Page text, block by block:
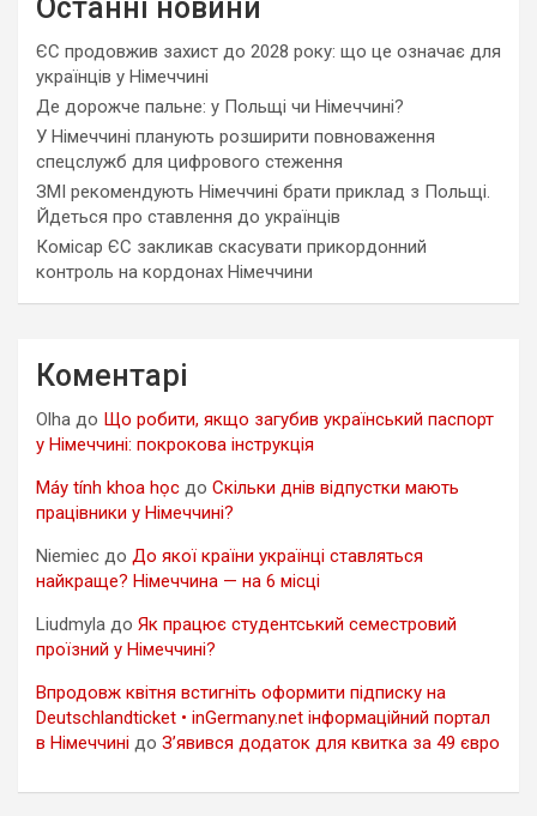
Останні новини
ЄС продовжив захист до 2028 року: що це означає для
українців у Німеччині
Де дорожче пальне: у Польщі чи Німеччині?
У Німеччині планують розширити повноваження
спецслужб для цифрового стеження
ЗМІ рекомендують Німеччині брати приклад з Польщі.
Йдеться про ставлення до українців
Комісар ЄС закликав скасувати прикордонний
контроль на кордонах Німеччини
Коментарі
Olha до Що робити, якщо загубив український паспорт
у Німеччині: покрокова інструкція
Máy tính khoa học до Скільки днів відпустки мають
працівники у Німеччині?
Niemiec до До якої країни українці ставляться
найкраще? Німеччина — на 6 місці
Liudmyla до Як працює студентський семестровий
проїзний у Німеччині?
Впродовж квітня встигніть оформити підписку на
Deutschlandticket • inGermany.net інформаційний портал
в Німеччині до З’явився додаток для квитка за 49 євро